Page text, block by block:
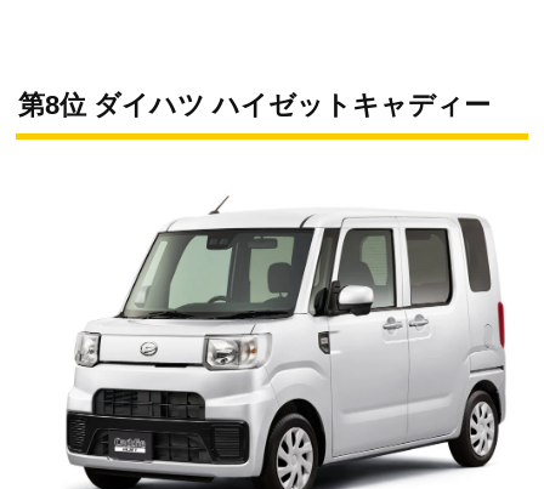
第8位 ダイハツ ハイゼットキャディー